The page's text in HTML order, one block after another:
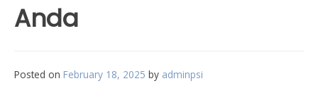
Anda
Posted on February 18, 2025 by adminpsi